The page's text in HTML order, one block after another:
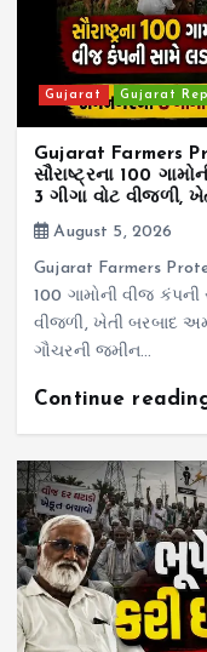
Gujarat Gujarat
Gujarat Farmers
સૌરાષ્ટ્રના 100
3 ગીગા વોટ વીજળી,
August 5, 2026
Gujarat Farmers
100 ગામોની વીજ
વીજળી, ખેતી બરબાદ
ગૌચરની જમીન…
Continue